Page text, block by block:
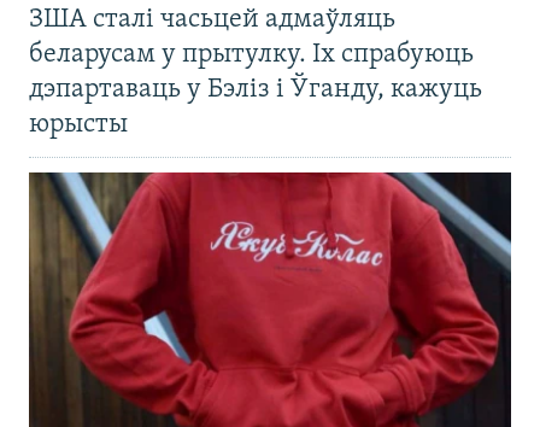
ЗША сталі часьцей адмаўляць
беларусам у прытулку. Іх спрабуюць
дэпартаваць у Бэліз і Ўганду, кажуць
юрысты